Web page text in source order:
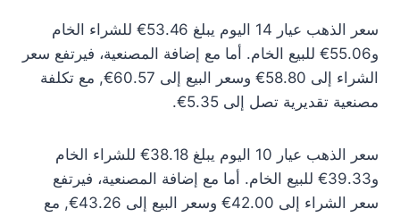
سعر الذهب عيار 14 اليوم يبلغ 53.46€ للشراء الخام
و55.06€ للبيع الخام. أما مع إضافة المصنعية، فيرتفع سعر
الشراء إلى 58.80€ وسعر البيع إلى 60.57€, مع تكلفة
مصنعية تقديرية تصل إلى 5.35€.
سعر الذهب عيار 10 اليوم يبلغ 38.18€ للشراء الخام
و39.33€ للبيع الخام. أما مع إضافة المصنعية، فيرتفع
سعر الشراء إلى 42.00€ وسعر البيع إلى 43.26€, مع